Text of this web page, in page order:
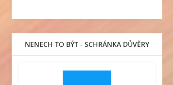
NENECH TO BÝT - SCHRÁNKA DŮVĚRY